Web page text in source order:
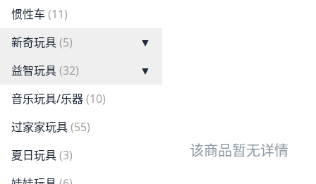
惯性车 (11)
新奇玩具(5)
▼
益智玩具(32)
▼
音乐玩具/乐器(10)
过家家玩具(55)
夏日玩具(3)
该商品暂无详情